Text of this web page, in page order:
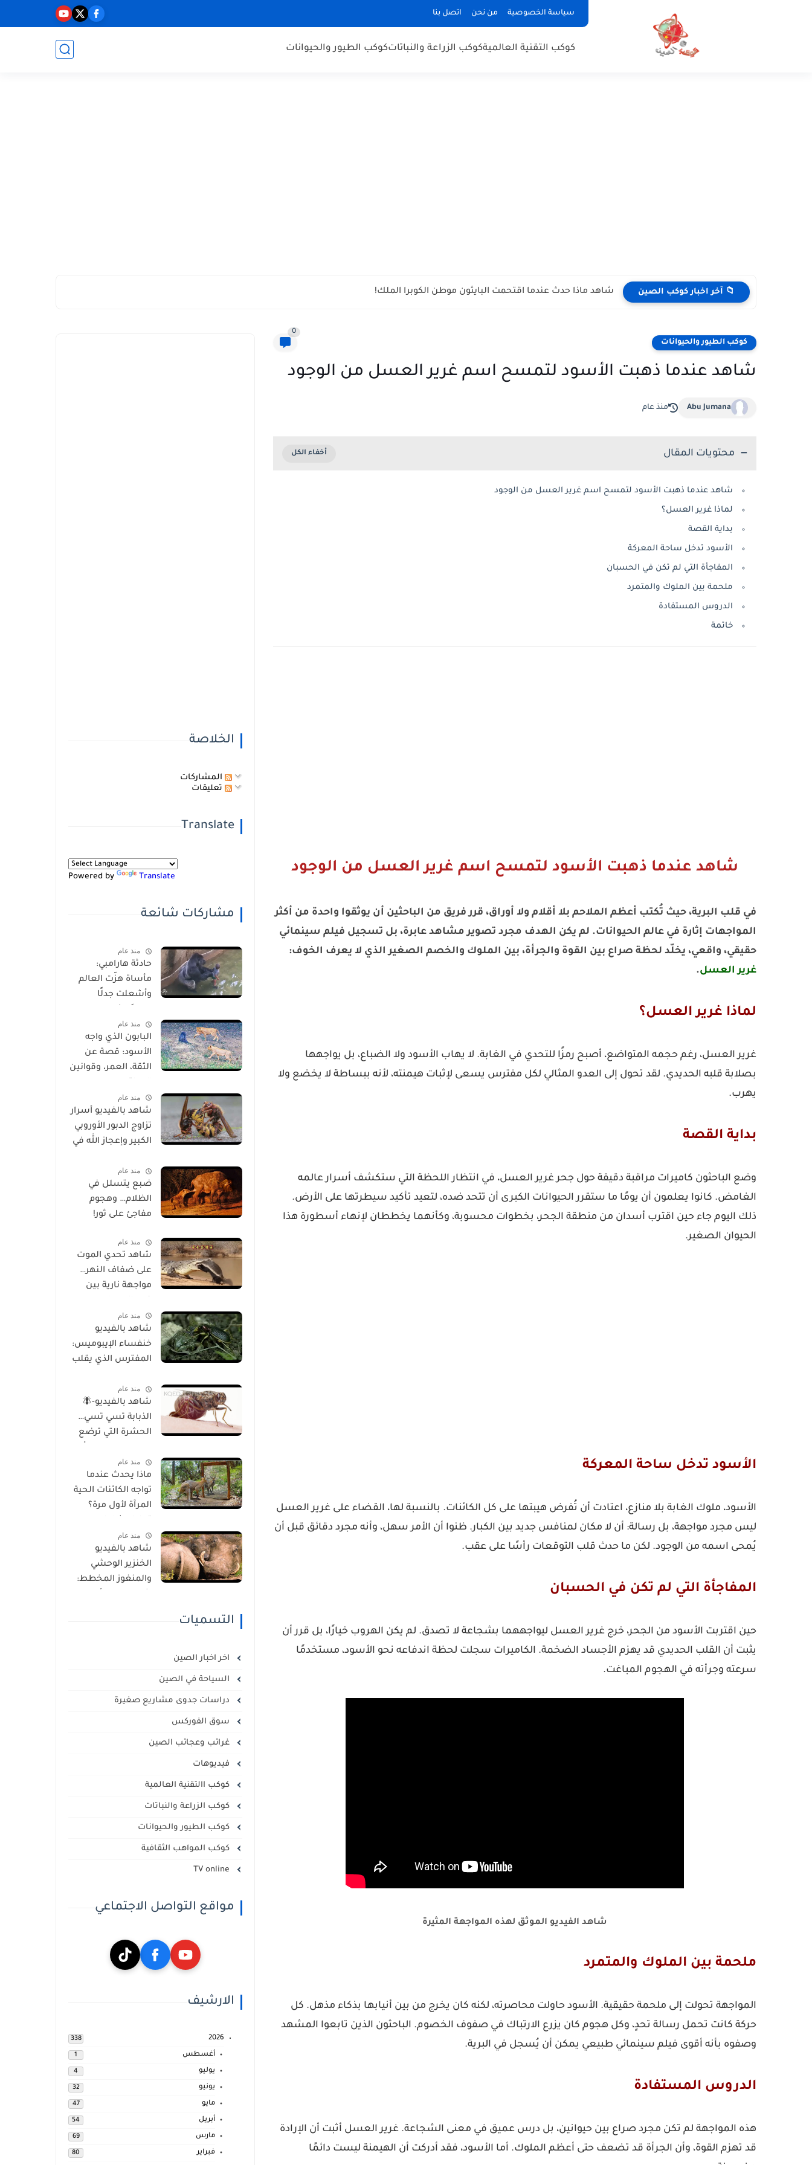
سياسة الخصوصية من نحن اتصل بنا
كوكب التقنية العالميةكوكب الزراعة والنباتاتكوكب الطيور والحيوانات
📁 آخر اخبار كوكب الصين شاهد ماذا حدث عندما اقتحمت البايثون موطن الكوبرا الملك!
كوكب الطيور والحيوانات
0
شاهد عندما ذهبت الأسود لتمسح اسم غرير العسل من الوجود
Abu Jumana منذ عام
محتويات المقال
شاهد عندما ذهبت الأسود لتمسح اسم غرير العسل من الوجود
لماذا غرير العسل؟
بداية القصة
الأسود تدخل ساحة المعركة
المفاجأة التي لم تكن في الحسبان
ملحمة بين الملوك والمتمرد
الدروس المستفادة
خاتمة
شاهد عندما ذهبت الأسود لتمسح اسم غرير العسل من الوجود
في قلب البرية، حيث تُكتب أعظم الملاحم بلا أقلام ولا أوراق، قرر فريق من الباحثين أن يوثقوا واحدة من أكثر
المواجهات إثارة في عالم الحيوانات. لم يكن الهدف مجرد تصوير مشاهد عابرة، بل تسجيل فيلم سينمائي
حقيقي، واقعي، يخلّد لحظة صراع بين القوة والجرأة، بين الملوك والخصم الصغير الذي لا يعرف الخوف:
غرير العسل.
لماذا غرير العسل؟
غرير العسل، رغم حجمه المتواضع، أصبح رمزًا للتحدي في الغابة. لا يهاب الأسود ولا الضباع، بل يواجهها
بصلابة قلبه الحديدي. لقد تحول إلى العدو المثالي لكل مفترس يسعى لإثبات هيمنته، لأنه ببساطة لا يخضع ولا
يهرب.
بداية القصة
وضع الباحثون كاميرات مراقبة دقيقة حول جحر غرير العسل، في انتظار اللحظة التي ستكشف أسرار عالمه
الغامض. كانوا يعلمون أن يومًا ما ستقرر الحيوانات الكبرى أن تتحد ضده، لتعيد تأكيد سيطرتها على الأرض.
ذلك اليوم جاء حين اقترب أسدان من منطقة الجحر، بخطوات محسوبة، وكأنهما يخططان لإنهاء أسطورة هذا
الحيوان الصغير.
الأسود تدخل ساحة المعركة
الأسود، ملوك الغابة بلا منازع، اعتادت أن تُفرض هيبتها على كل الكائنات. بالنسبة لها، القضاء على غرير العسل
ليس مجرد مواجهة، بل رسالة: أن لا مكان لمنافس جديد بين الكبار. ظنوا أن الأمر سهل، وأنه مجرد دقائق قبل أن
يُمحى اسمه من الوجود. لكن ما حدث قلب التوقعات رأسًا على عقب.
المفاجأة التي لم تكن في الحسبان
حين اقتربت الأسود من الجحر، خرج غرير العسل ليواجههما بشجاعة لا تصدق. لم يكن الهروب خيارًا، بل قرر أن
يثبت أن القلب الحديدي قد يهزم الأجساد الضخمة. الكاميرات سجلت لحظة اندفاعه نحو الأسود، مستخدمًا
سرعته وجرأته في الهجوم المباغت.
شاهد الفيديو الموثق لهذه المواجهة المثيرة
ملحمة بين الملوك والمتمرد
المواجهة تحولت إلى ملحمة حقيقية. الأسود حاولت محاصرته، لكنه كان يخرج من بين أنيابها بذكاء مذهل. كل
حركة كانت تحمل رسالة تحدٍ، وكل هجوم كان يزرع الارتباك في صفوف الخصوم. الباحثون الذين تابعوا المشهد
وصفوه بأنه أقوى فيلم سينمائي طبيعي يمكن أن يُسجل في البرية.
الدروس المستفادة
هذه المواجهة لم تكن مجرد صراع بين حيوانين، بل درس عميق في معنى الشجاعة. غرير العسل أثبت أن الإرادة
قد تهزم القوة، وأن الجرأة قد تضعف حتى أعظم الملوك. أما الأسود، فقد أدركت أن الهيمنة ليست دائمًا
الخلاصة
المشاركات
تعليقات
Translate
Powered by Translate
مشاركات شائعة
منذ عام
حادثة هارامبي:
مأساة هزّت العالم
وأشعلت جدلًا
بالفيديو
منذ عام
البابون الذي واجه
الأسود: قصة عن
الثقة، العمر، وقوانين
منذ عام
شاهد بالفيديو أسرار
تزاوج الدبور الأوروبي
الكبير وإعجاز الله في
منذ عام
ضبع يتسلل في
الظلام… وهجوم
مفاجئ على ثور!
منذ عام
شاهد تحدي الموت
على ضفاف النهر…
مواجهة نارية بين
وتمساح شرس
منذ عام
شاهد بالفيديو
خنفساء الإيبوميس:
المفترس الذي يقلب
منذ عام
شاهد بالفيديو-🪰
الذبابة تسي تسي…
الحشرة التي ترضع
أخطر الأمراض في
إفريقيا!
منذ عام
ماذا يحدث عندما
تواجه الكائنات الحية
المرآة لأول مرة؟
للسلوك والوعي
الذاتي
منذ عام
شاهد بالفيديو
الخنزير الوحشي
والمنغوز المخطط:
التسميات
اخر اخبار الصين
السياحة في الصين
دراسات جدوى مشاريع صغيرة
سوق الفوركس
غرائب وعجائب الصين
فيديوهات
كوكب االتقنية العالمية
كوكب الزراعة والنباتات
كوكب الطيور والحيوانات
كوكب المواهب الثقافية
مواقع التواصل الاجتماعي
الارشيف
2026
338
أغسطس 1
يوليو 4
يونيو 32
مايو 47
أبريل 54
مارس 69
فبراير 80